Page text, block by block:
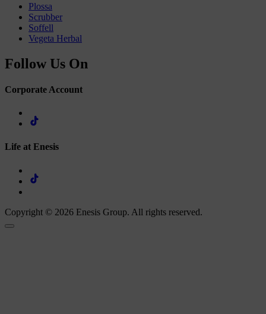
Plossa
Scrubber
Soffell
Vegeta Herbal
Follow Us On
Corporate Account
Life at Enesis
Copyright © 2026 Enesis Group. All rights reserved.